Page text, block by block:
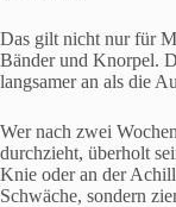
Das gilt nicht nur für
Bänder und Knorpel.
langsamer an als die
Wer nach zwei
durchzieht, überholt
Knie oder an der
Schwäche, sondern